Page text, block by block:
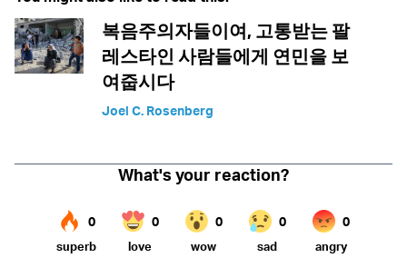
복음주의자들이여, 고통받는 팔
레스타인 사람들에게 연민을 보
여줍시다
Joel C. Rosenberg